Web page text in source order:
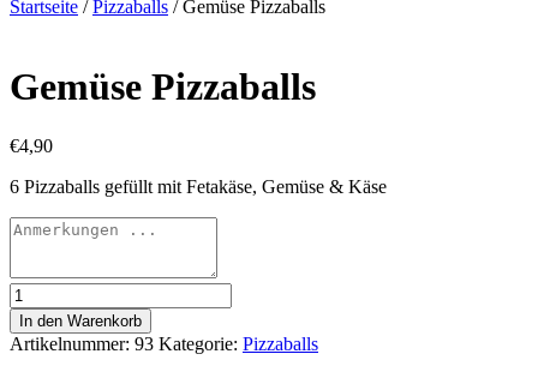
Startseite /Pizzaballs / Gemüse Pizzaballs
Gemüse Pizzaballs
€4,90
6 Pizzaballs gefüllt mit Fetakäse, Gemüse & Käse
Gemüse
Pizzaballs
Menge
In den Warenkorb
Artikelnummer: 93 Kategorie: Pizzaballs